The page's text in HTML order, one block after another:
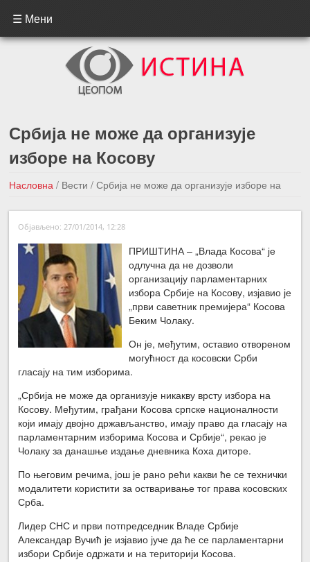
☰ Мени
Србија не може да организује
изборе на Косову
Насловна / Вести/ Србија не може да организује изборе на
Косову
←Претходна вест
Објављено: 27/01/2014, 12:28
ПРИШТИНА – „Влада Косова“ је
одлучна да не дозволи
организацију парламентарних
избора Србије на Косову, изјавио је
„први саветник премијера“ Косова
Беким Чолаку.
Он је, међутим, оставио отвореном
могућност да косовски Срби
гласају на тим изборима.
„Србија не може да организује никакву врсту избора на
Косову. Међутим, грађани Косова српске националности
који имају двојно држављанство, имају право да гласају на
парламентарним изборима Косова и Србије“, рекао је
Чолаку за данашње издање дневника Коха диторе.
По његовим речима, још је рано рећи какви ће се технички
модалитети користити за остваривање тог права косовских
Срба.
Лидер СНС и први потпредседник Владе Србије
Александар Вучић је изјавио јуче да ће се парламентарни
избори Србије одржати и на територији Косова.